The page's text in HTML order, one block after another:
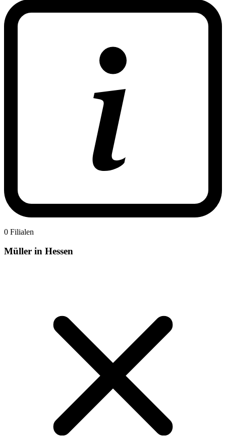
0 Filialen
Müller in Hessen